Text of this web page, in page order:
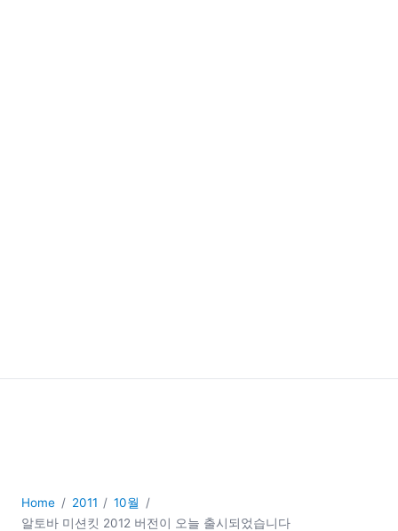
Home 2011
10월
알토바 미션킷 2012 버전이 오늘 출시되었습니다